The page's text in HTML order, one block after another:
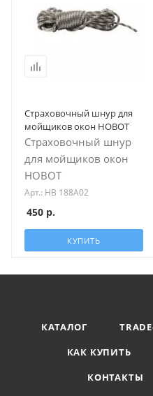
Страховочный шнур для
мойщиков окон HOBOT
Страховочный шнур
для мойщиков окон
HOBOT
Арт.: HB 188A02
450 р.
КУПИТЬ
КАТАЛОГ
КАК КУПИТЬ
КОНТАКТЫ